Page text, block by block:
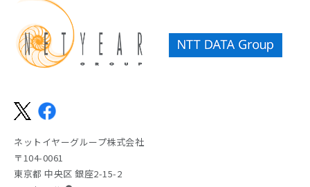
ネットイヤーグループ株式会社
〒104-0061
東京都 中央区 銀座2-15-2